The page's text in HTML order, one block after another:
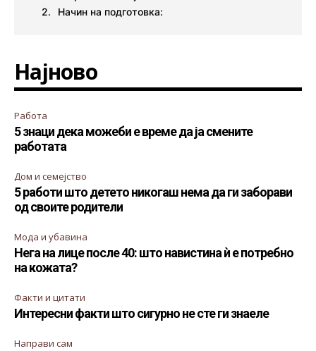
Начин на подготовка:
Најново
Работа
5 знаци дека можеби е време да ја смените
работата
Дом и семејство
5 работи што детето никогаш нема да ги заборави
од своите родители
Мода и убавина
Нега на лице после 40: што навистина ѝ е потребно
на кожата?
Факти и цитати
Интересни факти што сигурно не сте ги знаеле
Направи сам